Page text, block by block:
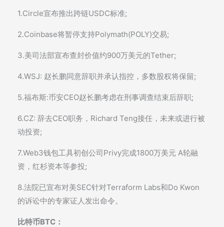
1.Circle宣布推出跨链USDC标准;
2.Coinbase将暂停支持Polymath(POLY)交易;
3.美司法部宣布查封价值约900万美元的Tether;
4.WSJ: 赵长鹏同意辞职并承认指控，多数股权将保留;
5.福布斯:币安CEO赵长鹏考虑在刑事调查结束后辞职;
6.CZ: 辞去CEO职务，Richard Teng接任，未来或进行被
动投资;
7.Web3钱包工具初创公司Privy完成1800万美元 A轮融
资，红杉资本等参投;
8.法院已宣布对美SEC针对Terraform Labs和Do Kwon
的诉讼中的专家证人发出命令。
比特币BTC：